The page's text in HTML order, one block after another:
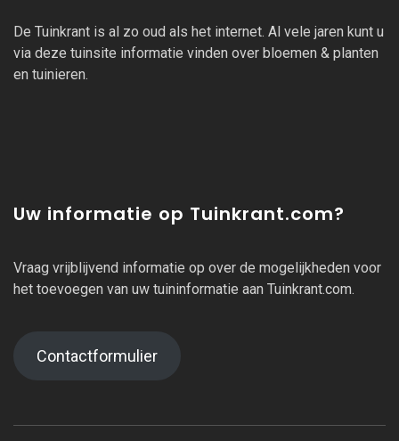
De Tuinkrant is al zo oud als het internet. Al vele jaren kunt u
via deze tuinsite informatie vinden over bloemen & planten
en tuinieren.
Uw informatie op Tuinkrant.com?
Vraag vrijblijvend informatie op over de mogelijkheden voor
het toevoegen van uw tuininformatie aan Tuinkrant.com.
Contactformulier